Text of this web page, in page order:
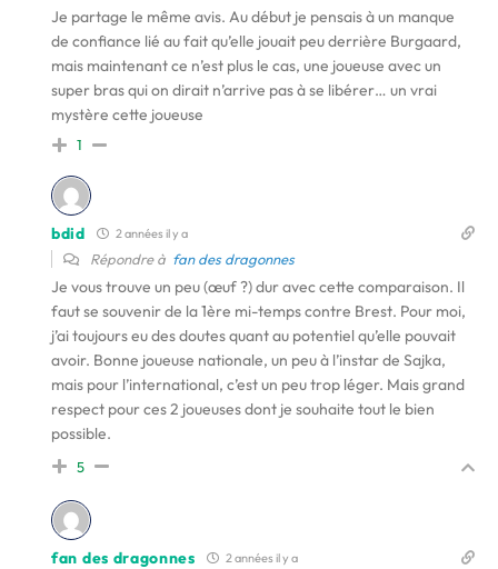
Je partage le même avis. Au début je pensais à un manque
de confiance lié au fait qu’elle jouait peu derrière Burgaard,
mais maintenant ce n’est plus le cas, une joueuse avec un
super bras qui on dirait n’arrive pas à se libérer… un vrai
mystère cette joueuse
1
bdid 2 années il y a
Répondre à fan des dragonnes
Je vous trouve un peu (œuf ?) dur avec cette comparaison. Il
faut se souvenir de la 1ère mi-temps contre Brest. Pour moi,
j’ai toujours eu des doutes quant au potentiel qu’elle pouvait
avoir. Bonne joueuse nationale, un peu à l’instar de Sajka,
mais pour l’international, c’est un peu trop léger. Mais grand
respect pour ces 2 joueuses dont je souhaite tout le bien
possible.
5
fan des dragonnes 2 années il y a